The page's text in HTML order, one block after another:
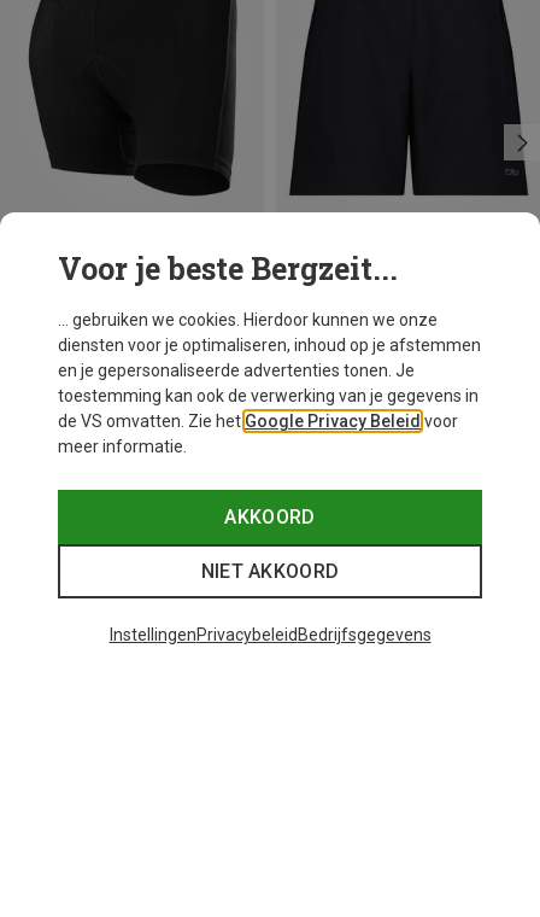
CMP
Dames Fietsbroek
€ 73,80
XXS S L
Voor je beste Bergzeit...
... gebruiken we cookies. Hierdoor kunnen we onze
diensten voor je optimaliseren, inhoud op je afstemmen
en je gepersonaliseerde advertenties tonen. Je
toestemming kan ook de verwerking van je gegevens in
de VS omvatten. Zie het Google Privacy Beleid voor
meer informatie.
AKKOORD
NIET AKKOORD
InstellingenPrivacybeleid Bedrijfsgegevens